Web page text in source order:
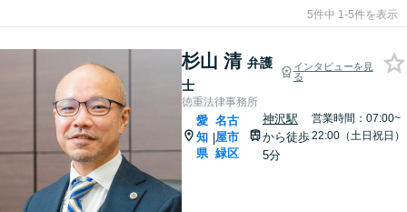
5件中 1-5件を表示
杉山 清 弁護
士
インタビューを見
る
徳重法律事務所
愛
知
県
|
名古
屋市
緑区
神沢駅
から徒歩
5分
営業時間：07:00~
22:00（土日祝日）